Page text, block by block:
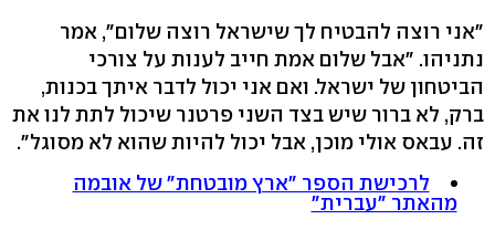
"אני רוצה להבטיח לך שישראל רוצה שלום", אמר
נתניהו. "אבל שלום אמת חייב לענות על צורכי
הביטחון של ישראל. ואם אני יכול לדבר איתך בכנות,
ברק, לא ברור שיש בצד השני פרטנר שיכול לתת לנו את
זה. עבאס אולי מוכן, אבל יכול להיות שהוא לא מסוגל".
לרכישת הספר "ארץ מובטחת" של אובמה
מהאתר "עברית"